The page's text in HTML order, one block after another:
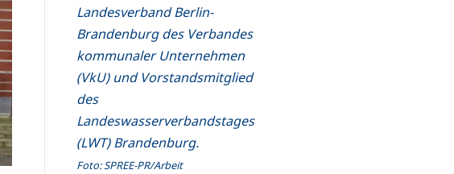
Landesverband Berlin-
Brandenburg des Verbandes
kommunaler Unternehmen
(VkU) und Vorstandsmitglied
des
Landeswasserverbandstages
(LWT) Brandenburg.
Foto: SPREE-PR/Arbeit